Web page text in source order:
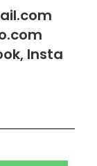
Insta